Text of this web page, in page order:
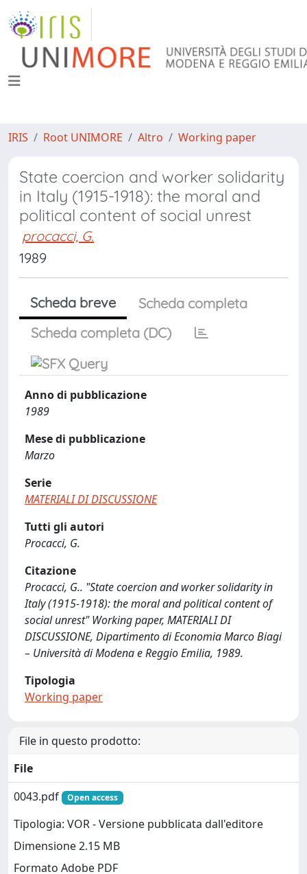
IRIS Root UNIMORE Altro Working paper
State coercion and worker solidarity
in Italy (1915-1918): the moral and
political content of social unrest
procacci, G.
1989
Scheda breve
Scheda completa
Scheda completa (DC)
Anno di pubblicazione
1989
Mese di pubblicazione
Marzo
Serie
MATERIALI DI DISCUSSIONE
Tutti gli autori
Procacci, G.
Citazione
Procacci, G.. "State coercion and worker solidarity in
Italy (1915-1918): the moral and political content of
social unrest" Working paper, MATERIALI DI
DISCUSSIONE, Dipartimento di Economia Marco Biagi
– Università di Modena e Reggio Emilia, 1989.
Tipologia
Working paper
File in questo prodotto:
File
0043.pdf
Open access
Tipologia: VOR - Versione pubblicata dall'editore
Dimensione 2.15 MB
Formato Adobe PDF